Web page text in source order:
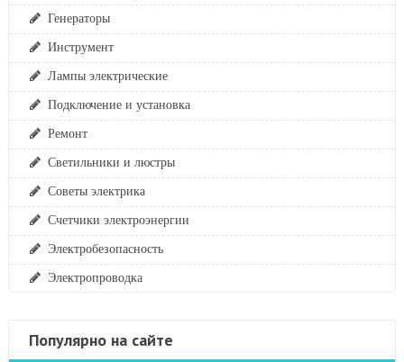
Генераторы
Инструмент
Лампы электрические
Подключение и установка
Ремонт
Светильники и люстры
Советы электрика
Счетчики электроэнергии
Электробезопасность
Электропроводка
Популярно на сайте